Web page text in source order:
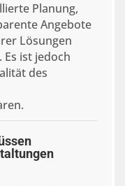
Planung,
Angebote
Lösungen
ist jedoch
des